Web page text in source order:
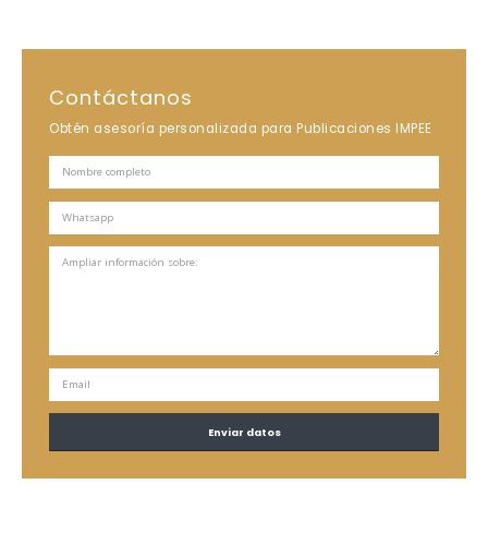
Contáctanos
Obtén asesoría personalizada para Publicaciones IMPEE